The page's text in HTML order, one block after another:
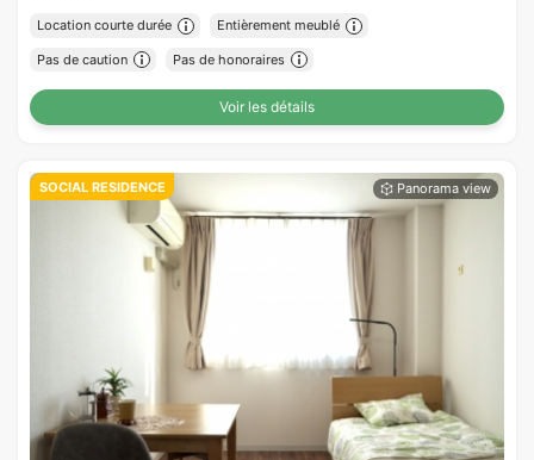
Location courte durée Entièrement meublé
Pas de caution Pas de honoraires
Voir les détails
SOCIAL RESIDENCE